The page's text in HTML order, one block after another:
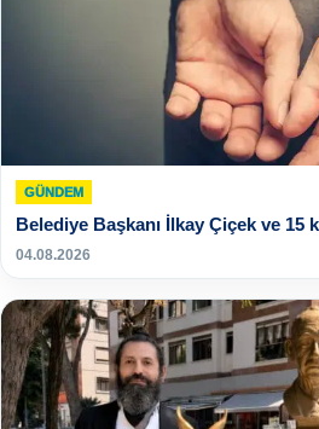
GÜNDEM
Belediye Başkanı İlkay Çiçek ve 15
04.08.2026